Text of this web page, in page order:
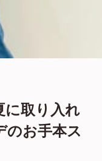
に取り入れ
のお手本ス